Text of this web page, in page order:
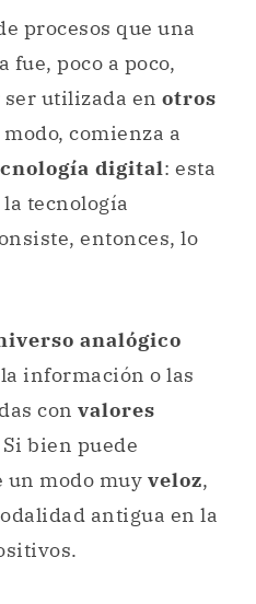
procesos que una
poco a poco,
utilizada en otros
modo, comienza a
digital: esta
tecnología
entonces, lo
analógico
información o las
con valores
bien puede
modo muy veloz,
antigua en la